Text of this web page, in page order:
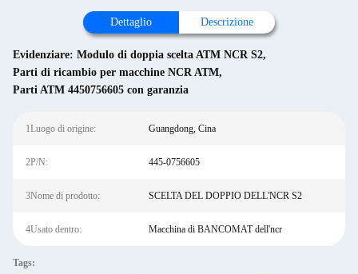
Dettaglio Descrizione
Evidenziare: Modulo di doppia scelta ATM NCR S2,
Parti di ricambio per macchine NCR ATM,
Parti ATM 4450756605 con garanzia
1Luogo di origine: Guangdong, Cina
2P/N: 445-0756605
3Nome di prodotto: SCELTA DEL DOPPIO DELL'NCR S2
4Usato dentro: Macchina di BANCOMAT dell'ncr
Tags: